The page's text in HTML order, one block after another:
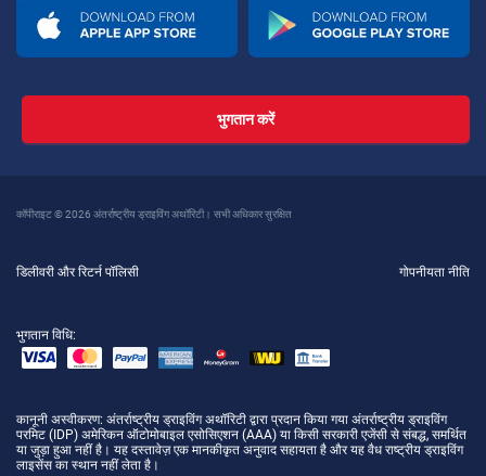
भुगतान करें
कॉपीराइट © 2026 अंतर्राष्ट्रीय ड्राइविंग अथॉरिटी। सभी अधिकार सुरक्षित
डिलीवरी और रिटर्न पॉलिसी गोपनीयता नीति
भुगतान विधि:
कानूनी अस्वीकरण: अंतर्राष्ट्रीय ड्राइविंग अथॉरिटी द्वारा प्रदान किया गया अंतर्राष्ट्रीय ड्राइविंग
परमिट (IDP) अमेरिकन ऑटोमोबाइल एसोसिएशन (AAA) या किसी सरकारी एजेंसी से संबद्ध, समर्थित
या जुड़ा हुआ नहीं है। यह दस्तावेज़ एक मानकीकृत अनुवाद सहायता है और यह वैध राष्ट्रीय ड्राइविंग
लाइसेंस का स्थान नहीं लेता है।